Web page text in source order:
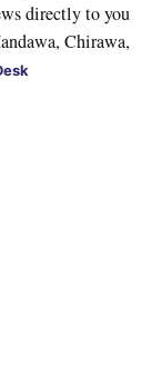
directly to you
Chirawa,